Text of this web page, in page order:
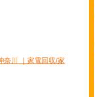
奈川 ｜家電回収/家